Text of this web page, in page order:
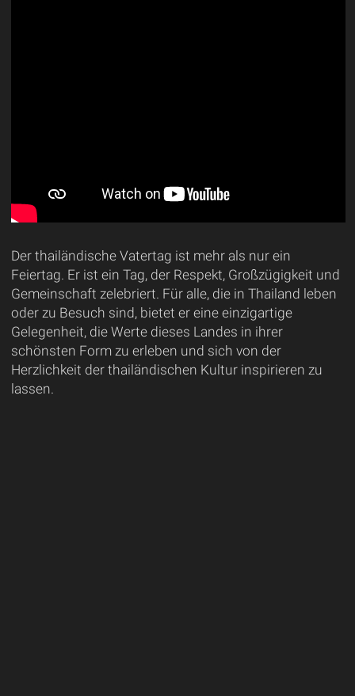
Der thailändische Vatertag ist mehr als nur ein
Feiertag. Er ist ein Tag, der Respekt, Großzügigkeit und
Gemeinschaft zelebriert. Für alle, die in Thailand leben
oder zu Besuch sind, bietet er eine einzigartige
Gelegenheit, die Werte dieses Landes in ihrer
schönsten Form zu erleben und sich von der
Herzlichkeit der thailändischen Kultur inspirieren zu
lassen.